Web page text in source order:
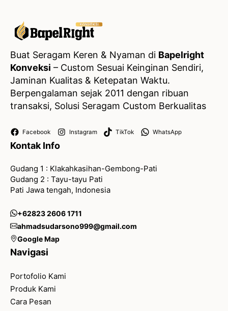
Buat Seragam Keren & Nyaman di Bapelright
Konveksi – Custom Sesuai Keinginan Sendiri,
Jaminan Kualitas & Ketepatan Waktu.
Berpengalaman sejak 2011 dengan ribuan
transaksi, Solusi Seragam Custom Berkualitas
Facebook Instagram TikTok WhatsApp
Kontak Info
Gudang 1 : Klakahkasihan-Gembong-Pati
Gudang 2 : Tayu-tayu Pati
Pati Jawa tengah, Indonesia
+62823 2606 1711
ahmadsudarsono999@gmail.com
Google Map
Navigasi
Portofolio Kami
Produk Kami
Cara Pesan